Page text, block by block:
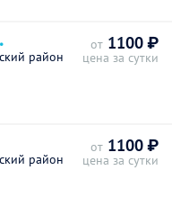
район
от 1100 ₽
цена за сутки
район
от 1100 ₽
цена за сутки